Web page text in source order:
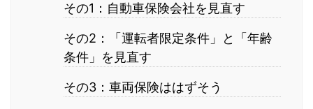
その1：自動車保険会社を見直す
その2：「運転者限定条件」と「年齢
条件」を見直す
その3：車両保険ははずそう